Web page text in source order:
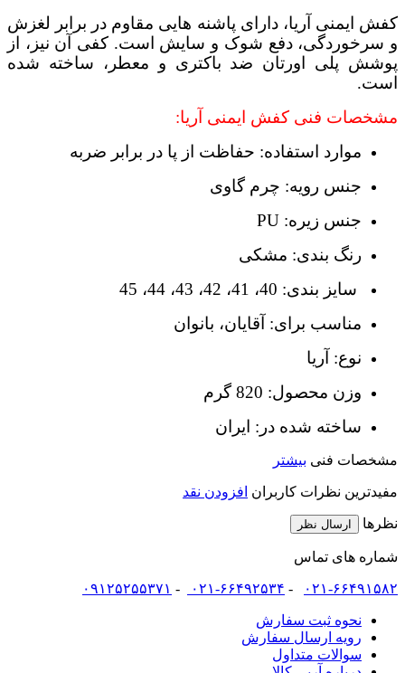
کفش ایمنی آریا، دارای پاشنه هایی مقاوم در برابر لغزش
و سرخوردگی، دفع شوک و سایش است. کفی آن نیز، از
پوشش پلی اورتان ضد باکتری و معطر، ساخته شده
است.
مشخصات فنی کفش ایمنی آریا:
موارد استفاده: حفاظت از پا در برابر ضربه
جنس رویه: چرم گاوی
جنس زیره: PU
رنگ بندی: مشکی
سایز بندی: 40، 41، 42، 43، 44، 45
مناسب برای: آقایان، بانوان
نوع: آریا
وزن محصول: 820 گرم
ساخته شده در: ایران
مشخصات فنی بیشتر
مفیدترین نظرات کاربران افزودن نقد
نظرها ارسال نظر
شماره های تماس
۰۲۱-۶۶۴۹۱۵۸۲ - ۰۲۱-۶۶۴۹۲۵۳۴ - ۰۹۱۲۵۲۵۵۳۷۱
نحوه ثبت سفارش
رویه ارسال سفارش
سوالات متداول